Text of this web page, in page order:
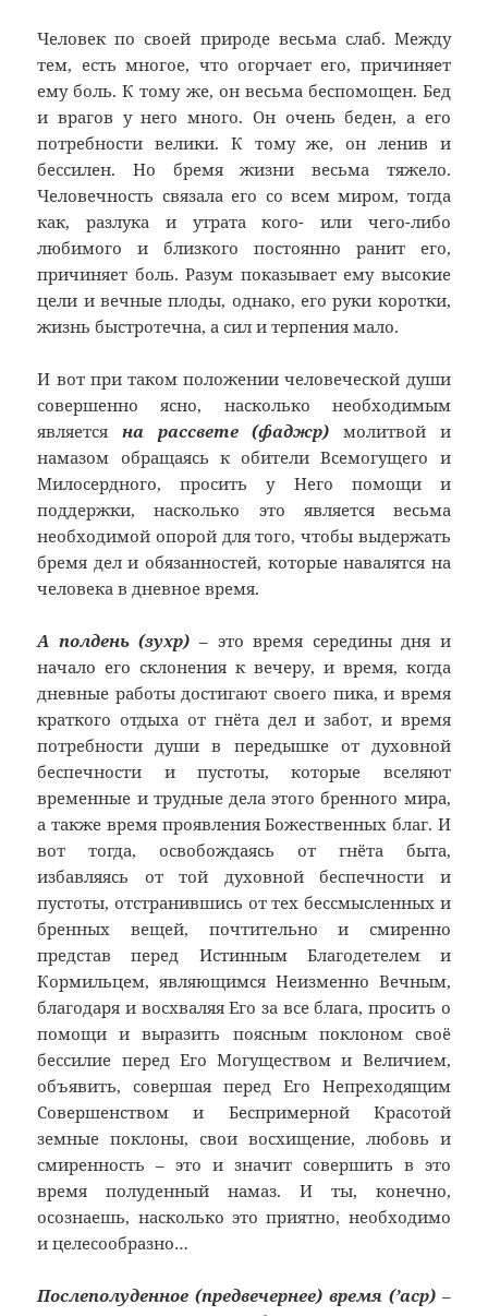
Человек по своей природе весьма слаб. Между
тем, есть многое, что огорчает его, причиняет
ему боль. К тому же, он весьма беспомощен. Бед
и врагов у него много. Он очень беден, а его
потребности велики. К тому же, он ленив и
бессилен. Но бремя жизни весьма тяжело.
Человечность связала его со всем миром, тогда
как, разлука и утрата кого- или чего-либо
любимого и близкого постоянно ранит его,
причиняет боль. Разум показывает ему высокие
цели и вечные плоды, однако, его руки коротки,
жизнь быстротечна, а сил и терпения мало.
И вот при таком положении человеческой души
совершенно ясно, насколько необходимым
являетсяна рассвете (фаджр) молитвой и
намазом обращаясь к обители Всемогущего и
Милосердного, просить у Него помощи и
поддержки, насколько это является весьма
необходимой опорой для того, чтобы выдержать
бремя дел и обязанностей, которые навалятся на
человека в дневное время.
А полдень (зухр) – это время середины дня и
начало его склонения к вечеру, и время, когда
дневные работы достигают своего пика, и время
краткого отдыха от гнёта дел и забот, и время
потребности души в передышке от духовной
беспечности и пустоты, которые вселяют
временные и трудные дела этого бренного мира,
а также время проявления Божественных благ. И
вот тогда, освобождаясь от гнёта быта,
избавляясь от той духовной беспечности и
пустоты, отстранившись от тех бессмысленных и
бренных вещей, почтительно и смиренно
представ перед Истинным Благодетелем и
Кормильцем, являющимся Неизменно Вечным,
благодаря и восхваляя Его за все блага, просить о
помощи и выразить поясным поклоном своё
бессилие перед Его Могуществом и Величием,
объявить, совершая перед Его Непреходящим
Совершенством и Беспримерной Красотой
земные поклоны, свои восхищение, любовь и
смиренность – это и значит совершить в это
время полуденный намаз. И ты, конечно,
осознаешь, насколько это приятно, необходимо
и целесообразно…
Послеполуденное (предвечернее) время (’аср)–